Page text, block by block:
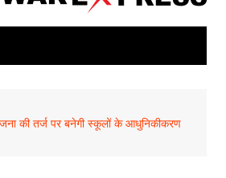
की तर्ज पर बनेगी स्कूलों के आधुनिकीकरण